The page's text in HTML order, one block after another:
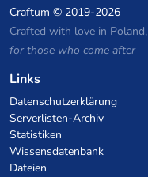
Craftum © 2019-2026
Crafted with love in Poland,
for those who come after
Links
Datenschutzerklärung
Serverlisten-Archiv
Statistiken
Wissensdatenbank
Dateien